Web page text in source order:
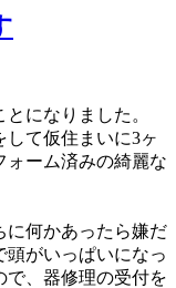
になりました。
て仮住まいに3ヶ
ォーム済みの綺麗な
に何かあったら嫌だ
がいっぱいになっ
で、器修理の受付を